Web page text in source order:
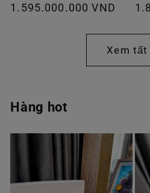
Giá
1.595.000.000 VND
Xem tất
Hàng hot